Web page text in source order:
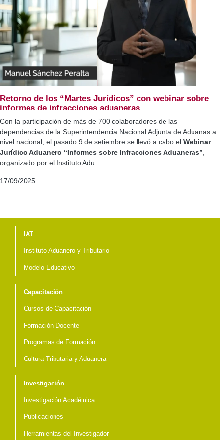
Retorno de los “Martes Jurídicos” con webinar sobre
informes de infracciones aduaneras
Con la participación de más de 700 colaboradores de las
dependencias de la Superintendencia Nacional Adjunta de Aduanas a
nivel nacional, el pasado 9 de setiembre se llevó a cabo el Webinar
Jurídico Aduanero “Informes sobre Infracciones Aduaneras”
organizado por el Instituto Adu
17/09/2025
Menú del pie
IAT
Instituto Aduanero y Tributario
Modelo Educativo
Capacitación
Cursos de Capacitación
Formación Docente
Programas de Formación
Cultura Tributaria y Aduanera
Investigación
Investigación Académica
Publicaciones
Herramientas del Investigador